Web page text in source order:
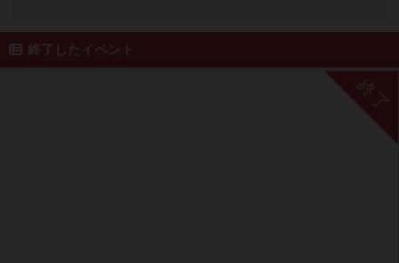
終了したイベント
終了